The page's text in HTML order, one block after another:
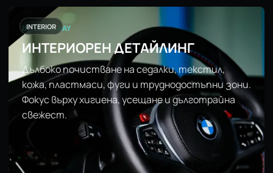
INTERIOR
INTERIOR BAY
ИНТЕРИОРЕН ДЕТАЙЛИНГ
Дълбоко почистване на седалки, текстил,
кожа, пластмаси, фуги и труднодостъпни зони.
Фокус върху хигиена, усещане и дълготрайна
свежест.